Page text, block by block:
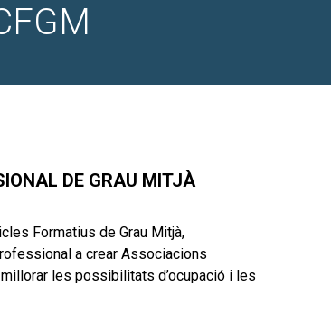
DE GRAU MITJÀ
Formatius de Grau Mitjà,
a crear Associacions
les possibilitats d’ocupació i les